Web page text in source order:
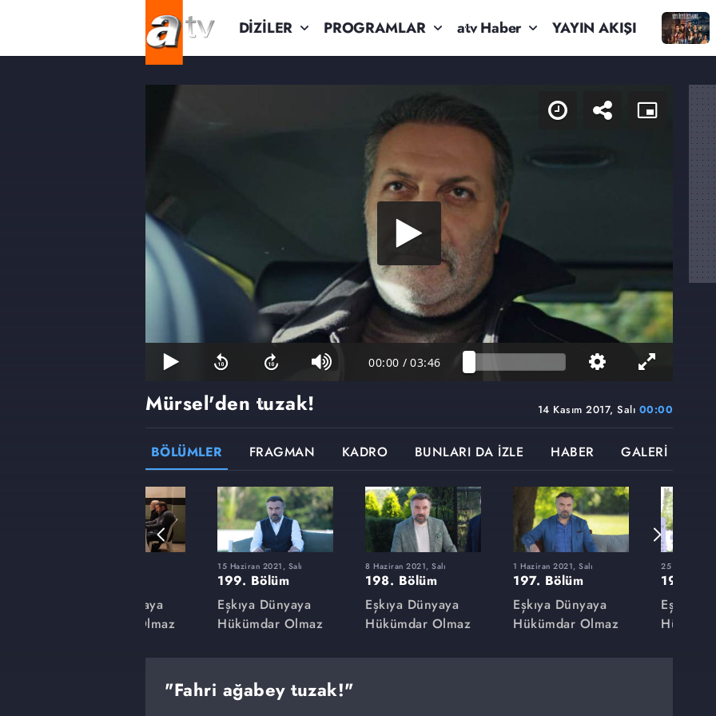
DİZİLER PROGRAMLAR atv Haber YAYIN AKIŞI
00:00 / 03:46
14 Kasım 2017, Salı 00:00
Mürsel'den tuzak!
BÖLÜMLER FRAGMAN KADRO BUNLARI DA İZLE HABER GALERİ
Eşkıya Dünyaya
Hükümdar Olmaz
15 Haziran 2021, Salı
199. Bölüm
Eşkıya Dünyaya
Hükümdar Olmaz
8 Haziran 2021, Salı
198. Bölüm
Eşkıya Dünyaya
Hükümdar Olmaz
1 Haziran 2021, Salı
197. Bölüm
Eşkıya Dünyaya
Hükümdar Olmaz
25 Mayıs
196.
Eşkıya
"Fahri ağabey tuzak!"